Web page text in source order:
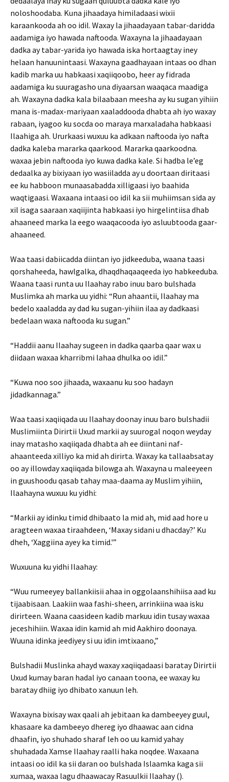
noloshoodaba. Kuna jihaadaya himiladaasi wixii
karaankooda ah oo idil. Waxay la jihaadayaan tabar-daridda
aadamiga iyo hawada naftooda. Waxayna la jihaadayaan
dadka ay tabar-yarida iyo hawada iska hortaagtay iney
helaan hanuunintaasi. Waxayna gaadhayaan intaas oo dhan
kadib marka uu habkaasi xaqiiqoobo, heer ay fidrada
aadamiga ku suuragasho una diyaarsan waaqaca maadiga
ah. Waxayna dadka kala bilaabaan meesha ay ku sugan yihiin
mana is-madax-mariyaan xaaladdooda dhabta ah iyo waxay
rabaan, iyagoo ku socda oo maraya marxaladaha habkaasi
Ilaahiga ah. Ururkaasi wuxuu ka adkaan naftooda iyo nafta
dadka kaleba mararka qaarkood. Mararka qaarkoodna.
waxaa jebin naftooda iyo kuwa dadka kale. Si hadba le’eg
dedaalka ay bixiyaan iyo wasiiladda ay u doortaan diritaasi
ee ku habboon munaasabadda xilligaasi iyo baahida
waqtigaasi. Waxaana intaasi oo idil ka sii muhiimsan sida ay
xil isaga saaraan xaqiijinta habkaasi iyo hirgelintiisa dhab
ahaaneed marka la eego waaqacooda iyo asluubtooda gaar-
ahaaneed.
Waa taasi dabiicadda diintan iyo jidkeeduba, waana taasi
qorshaheeda, hawlgalka, dhaqdhaqaaqeeda iyo habkeeduba.
Waana taasi runta uu Ilaahay rabo inuu baro bulshada
Muslimka ah marka uu yidhi: “Run ahaantii, Ilaahay ma
bedelo xaaladda ay dad ku sugan-yihiin ilaa ay dadkaasi
bedelaan waxa naftooda ku sugan.”
“Haddii aanu Ilaahay sugeen in dadka qaarba qaar wax u
diidaan waxaa kharribmi lahaa dhulka oo idil.”
“Kuwa noo soo jihaada, waxaanu ku soo hadayn
jidadkannaga.”
Waa taasi xaqiiqada uu Ilaahay doonay inuu baro bulshadii
Muslimiinta Dirirtii Uxud markii ay suurogal noqon weyday
inay matasho xaqiiqada dhabta ah ee diintani naf-
ahaanteeda xilliyo ka mid ah dirirta. Waxay ka tallaabsatay
oo ay illowday xaqiiqada bilowga ah. Waxayna u maleeyeen
in guushoodu qasab tahay maa-daama ay Muslim yihiin,
Ilaahayna wuxuu ku yidhi:
“Markii ay idinku timid dhibaato la mid ah, mid aad hore u
aragteen waxaa tiraahdeen, ‘Maxay sidani u dhacday?’ Ku
dheh, ‘Xaggiina ayey ka timid.'”
Wuxuuna ku yidhi Ilaahay:
“Wuu rumeeyey ballankiisii ahaa in oggolaanshihiisa aad ku
tijaabisaan. Laakiin waa fashi-sheen, arrinkiina waa isku
dirirteen. Waana caasideen kadib markuu idin tusay waxaa
jeceshihiin. Waxaa idin kamid ah mid Aakhiro doonaya.
Wuuna idinka jeediyey si uu idin imtixaano,”
Bulshadii Muslinka ahayd waxay xaqiiqadaasi baratay Dirirtii
Uxud kumay baran hadal iyo canaan toona, ee waxay ku
baratay dhiig iyo dhibato xanuun leh.
Waxayna bixisay wax qaali ah jebitaan ka dambeeyey guul,
khasaare ka dambeeyo dhereg iyo dhaawac aan cidna
dhaafin, iyo shuhado sharaf leh oo uu kamid yahay
shuhadada Xamse Ilaahay raalli haka noqdee. Waxaana
intaasi oo idil ka sii daran oo bulshada Islaamka kaga sii
xumaa, waxaa lagu dhaawacay Rasuulkii Ilaahay ().